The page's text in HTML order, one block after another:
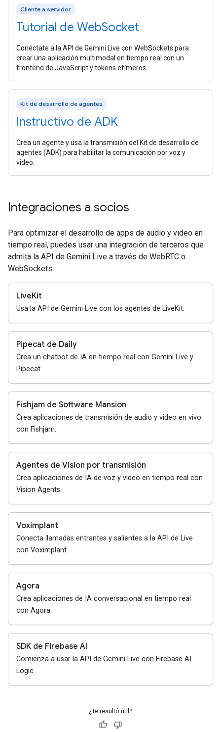
Cliente a servidor
Tutorial de WebSocket
Conéctate a la API de Gemini Live con WebSockets para
crear una aplicación multimodal en tiempo real con un
frontend de JavaScript y tokens efímeros.
Kit de desarrollo de agentes
Instructivo de ADK
Crea un agente y usa la transmisión del Kit de desarrollo de
agentes (ADK) para habilitar la comunicación por voz y
video.
Integraciones a socios
Para optimizar el desarrollo de apps de audio y video en
tiempo real, puedes usar una integración de terceros que
admita la API de Gemini Live a través de WebRTC o
WebSockets.
LiveKit
Usa la API de Gemini Live con los agentes de LiveKit.
Pipecat de Daily
Crea un chatbot de IA en tiempo real con Gemini Live y
Pipecat.
Fishjam de Software Mansion
Crea aplicaciones de transmisión de audio y video en vivo
con Fishjam.
Agentes de Vision por transmisión
Crea aplicaciones de IA de voz y video en tiempo real con
Vision Agents.
Voximplant
Conecta llamadas entrantes y salientes a la API de Live
con Voximplant.
Agora
Crea aplicaciones de IA conversacional en tiempo real
con Agora.
SDK de Firebase AI
Comienza a usar la API de Gemini Live con Firebase AI
Logic.
¿Te resultó útil?